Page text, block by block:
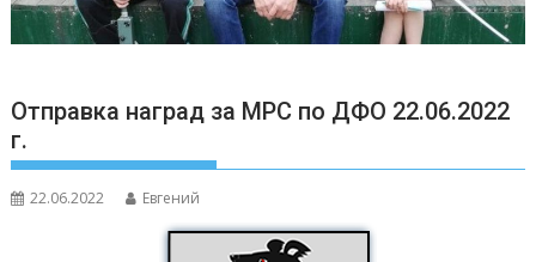
Отправка наград за МРС по ДФО 22.06.2022
г.
22.06.2022 Евгений